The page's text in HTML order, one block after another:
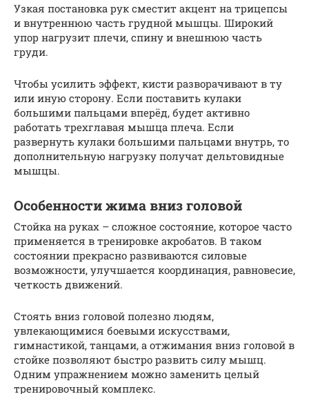
Узкая постановка рук сместит акцент на трицепсы
и внутреннюю часть грудной мышцы. Широкий
упор нагрузит плечи, спину и внешнюю часть
груди.
Чтобы усилить эффект, кисти разворачивают в ту
или иную сторону. Если поставить кулаки
большими пальцами вперёд, будет активно
работать трехглавая мышца плеча. Если
развернуть кулаки большими пальцами внутрь, то
дополнительную нагрузку получат дельтовидные
мышцы.
Особенности жима вниз головой
Стойка на руках – сложное состояние, которое часто
применяется в тренировке акробатов. В таком
состоянии прекрасно развиваются силовые
возможности, улучшается координация, равновесие,
четкость движений.
Стоять вниз головой полезно людям,
увлекающимися боевыми искусствами,
гимнастикой, танцами, а отжимания вниз головой в
стойке позволяют быстро развить силу мышц.
Одним упражнением можно заменить целый
тренировочный комплекс.